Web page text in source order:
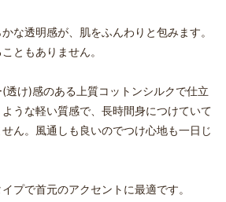
な透明感が、肌をふんわりと包みます。
ともありません。
透け)感のある上質コットンシルクで仕立
うな軽い質感で、長時間身につけていて
ん。風通しも良いのでつけ心地も一日じ
プで首元のアクセントに最適です。